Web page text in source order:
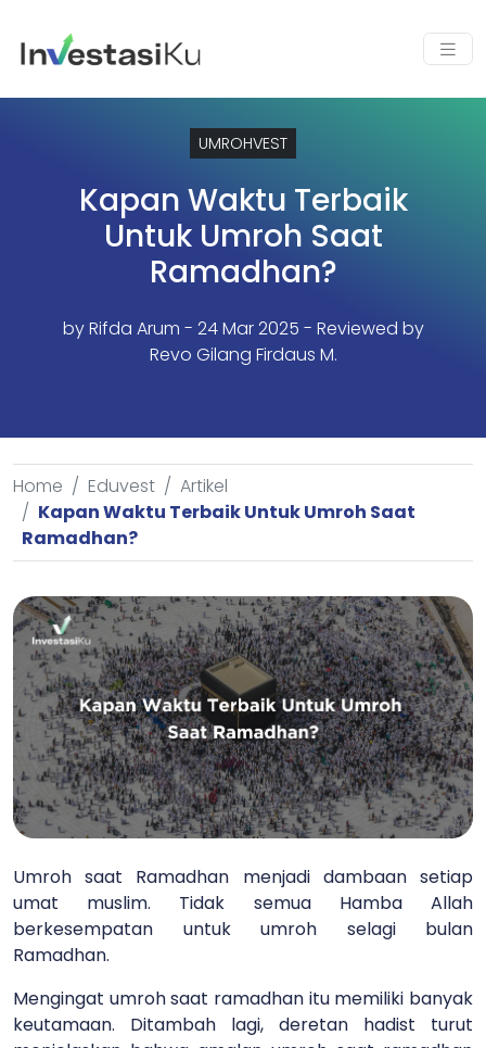
UMROHVEST
Kapan Waktu Terbaik
Untuk Umroh Saat
Ramadhan?
byRifda Arum - 24 Mar 2025 - Reviewed by
Revo Gilang Firdaus M.
Home Eduvest
Artikel
Kapan Waktu Terbaik Untuk Umroh Saat
Ramadhan?
Umroh saat Ramadhan menjadi dambaan setiap
umat muslim. Tidak semua Hamba Allah
berkesempatan untuk umroh selagi bulan
Ramadhan.
Mengingat umroh saat ramadhan itu memiliki banyak
keutamaan. Ditambah lagi, deretan hadist turut